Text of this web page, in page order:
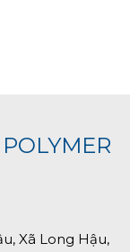
Xã Long Hậu,